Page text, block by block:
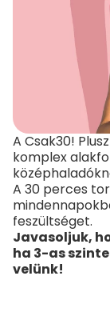
A Csak30!
komplex
A 30 perces
feszültséget.
Javasoljuk,
ha 3-as
velünk!